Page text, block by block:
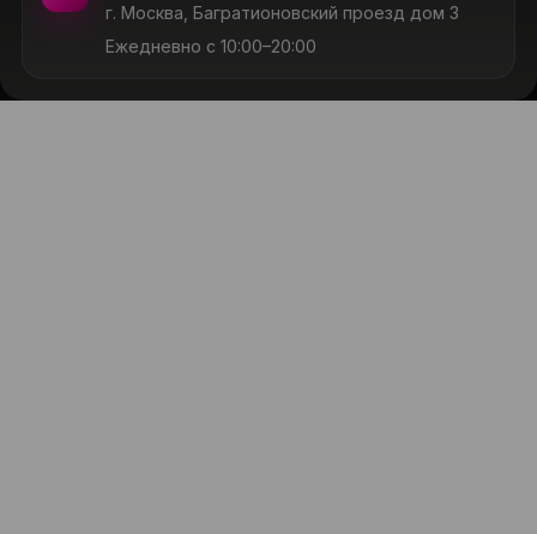
г. Москва, Багратионовский проезд дом 3
Ежедневно с 10:00–20:00